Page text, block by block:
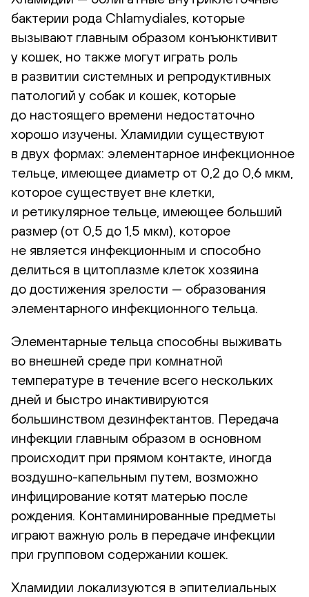
бактерии рода Chlamydiales, которые
вызывают главным образом конъюнктивит
у кошек, но также могут играть роль
в развитии системных и репродуктивных
патологий у собак и кошек, которые
до настоящего времени недостаточно
хорошо изучены. Хламидии существуют
в двух формах: элементарное инфекционное
тельце, имеющее диаметр от 0,2 до 0,6 мкм,
которое существует вне клетки,
и ретикулярное тельце, имеющее больший
размер (от 0,5 до 1,5 мкм), которое
не является инфекционным и способно
делиться в цитоплазме клеток хозяина
до достижения зрелости — образования
элементарного инфекционного тельца.
Элементарные тельца способны выживать
во внешней среде при комнатной
температуре в течение всего нескольких
дней и быстро инактивируются
большинством дезинфектантов. Передача
инфекции главным образом в основном
происходит при прямом контакте, иногда
воздушно-капельным путем, возможно
инфицирование котят матерью после
рождения. Контаминированные предметы
играют важную роль в передаче инфекции
при групповом содержании кошек.
Хламидии локализуются в эпителиальных